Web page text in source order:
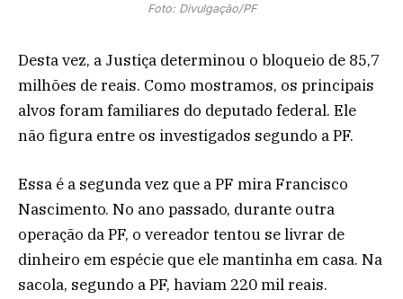
Foto: Divulgação/PF
Desta vez, a Justiça determinou o bloqueio de 85,7
milhões de reais. Como mostramos, os principais
alvos foram familiares do deputado federal. Ele
não figura entre os investigados segundo a PF.
Essa é a segunda vez que a PF mira Francisco
Nascimento. No ano passado, durante outra
operação da PF, o vereador tentou se livrar de
dinheiro em espécie que ele mantinha em casa. Na
sacola, segundo a PF, haviam 220 mil reais.